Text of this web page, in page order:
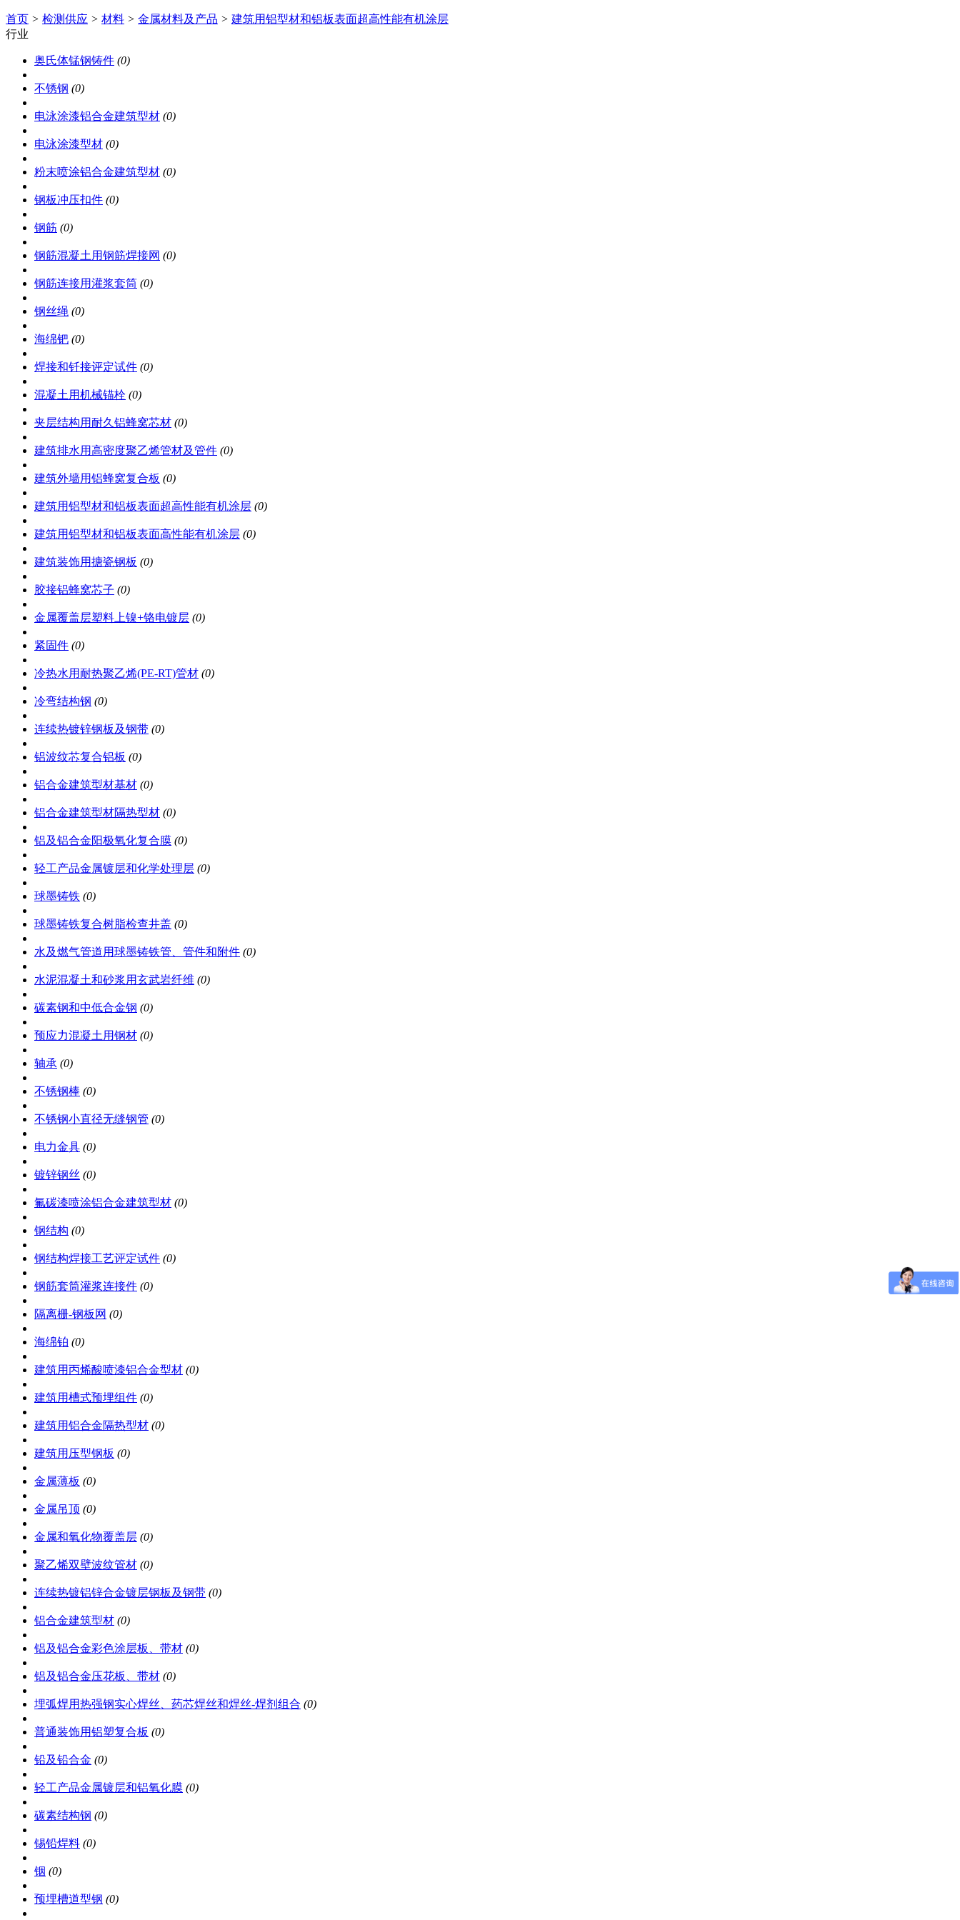
首页 > 检测供应 > 材料 > 金属材料及产品 > 建筑用铝型材和铝板表面超高性能有机涂层
行业
奥氏体锰钢铸件 (0)
不锈钢 (0)
电泳涂漆铝合金建筑型材 (0)
电泳涂漆型材 (0)
粉末喷涂铝合金建筑型材 (0)
钢板冲压扣件 (0)
钢筋 (0)
钢筋混凝土用钢筋焊接网 (0)
钢筋连接用灌浆套筒 (0)
钢丝绳 (0)
海绵钯 (0)
焊接和钎接评定试件 (0)
混凝土用机械锚栓 (0)
夹层结构用耐久铝蜂窝芯材 (0)
建筑排水用高密度聚乙烯管材及管件 (0)
建筑外墙用铝蜂窝复合板 (0)
建筑用铝型材和铝板表面超高性能有机涂层 (0)
建筑用铝型材和铝板表面高性能有机涂层 (0)
建筑装饰用搪瓷钢板 (0)
胶接铝蜂窝芯子 (0)
金属覆盖层塑料上镍+铬电镀层 (0)
紧固件 (0)
冷热水用耐热聚乙烯(PE-RT)管材 (0)
冷弯结构钢 (0)
连续热镀锌钢板及钢带 (0)
铝波纹芯复合铝板 (0)
铝合金建筑型材基材 (0)
铝合金建筑型材隔热型材 (0)
铝及铝合金阳极氧化复合膜 (0)
轻工产品金属镀层和化学处理层 (0)
球墨铸铁 (0)
球墨铸铁复合树脂检查井盖 (0)
水及燃气管道用球墨铸铁管、管件和附件 (0)
水泥混凝土和砂浆用玄武岩纤维 (0)
碳素钢和中低合金钢 (0)
预应力混凝土用钢材 (0)
轴承 (0)
不锈钢棒 (0)
不锈钢小直径无缝钢管 (0)
电力金具 (0)
镀锌钢丝 (0)
氟碳漆喷涂铝合金建筑型材 (0)
钢结构 (0)
钢结构焊接工艺评定试件 (0)
钢筋套筒灌浆连接件 (0)
隔离栅-钢板网 (0)
海绵铂 (0)
建筑用丙烯酸喷漆铝合金型材 (0)
建筑用槽式预埋组件 (0)
建筑用铝合金隔热型材 (0)
建筑用压型钢板 (0)
金属薄板 (0)
金属吊顶 (0)
金属和氧化物覆盖层 (0)
聚乙烯双壁波纹管材 (0)
连续热镀铝锌合金镀层钢板及钢带 (0)
铝合金建筑型材 (0)
铝及铝合金彩色涂层板、带材 (0)
铝及铝合金压花板、带材 (0)
埋弧焊用热强钢实心焊丝、药芯焊丝和焊丝-焊剂组合 (0)
普通装饰用铝塑复合板 (0)
铅及铅合金 (0)
轻工产品金属镀层和铝氧化膜 (0)
碳素结构钢 (0)
锡铅焊料 (0)
铟 (0)
预埋槽道型钢 (0)